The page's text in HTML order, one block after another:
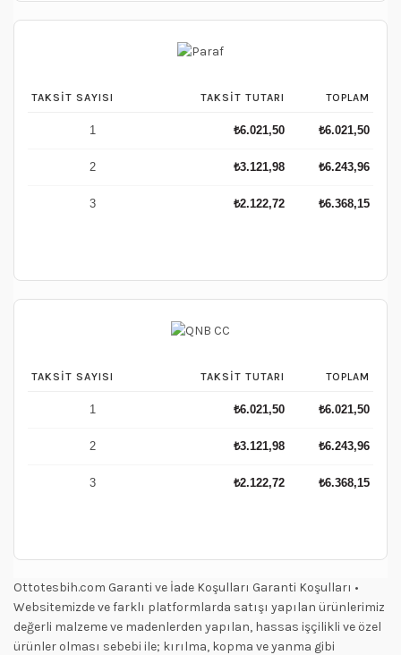
TAKSIT SAYISI TAKSIT TUTARI TOPLAM
1 ₺6.021,50 ₺6.021,50
2 ₺3.121,98 ₺6.243,96
3 ₺2.122,72 ₺6.368,15
TAKSIT SAYISI TAKSIT TUTARI TOPLAM
1 ₺6.021,50 ₺6.021,50
2 ₺3.121,98 ₺6.243,96
3 ₺2.122,72 ₺6.368,15
Ottotesbih.com Garanti ve İade Koşulları Garanti Koşulları •
Websitemizde ve farklı platformlarda satışı yapılan ürünlerimiz
değerli malzeme ve madenlerden yapılan, hassas işçilikli ve özel
ürünler olması sebebi ile; kırılma, kopma ve yanma gibi